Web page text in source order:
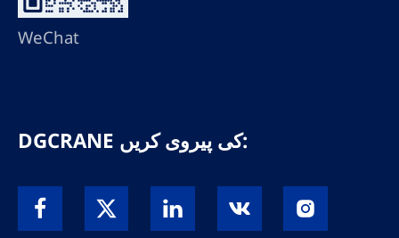
WeChat
DGCRANE کی پیروی کریں: